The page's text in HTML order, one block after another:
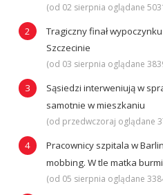
(od 02 sierpnia oglądane
Tragiczny finał
Szczecinie
(od 03 sierpnia oglądane
Sąsiedzi interweniują w
samotnie w mieszkaniu
(od przedwczoraj oglądane
Pracownicy szpitala w
mobbing. W tle matka
(od 05 sierpnia oglądane